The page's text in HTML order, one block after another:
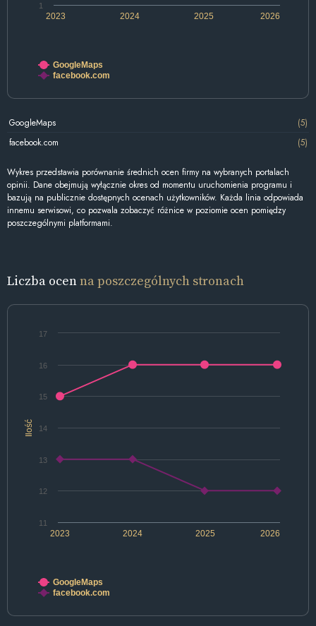
2024 2026
2023 2025
1
GoogleMaps
facebook.com
GoogleMaps
(5)
facebook.com
(5)
Wykres przedstawia porównanie średnich ocen firmy na wybranych portalach
opinii. Dane obejmują wyłącznie okres od momentu uruchomienia programu i
bazują na publicznie dostępnych ocenach użytkowników. Każda linia odpowiada
innemu serwisowi, co pozwala zobaczyć różnice w poziomie ocen pomiędzy
poszczególnymi platformami.
Liczba ocenna poszczególnych stronach
Ilość
2024 2026
2023 2025
11
12
13
14
15
16
17
GoogleMaps
facebook.com